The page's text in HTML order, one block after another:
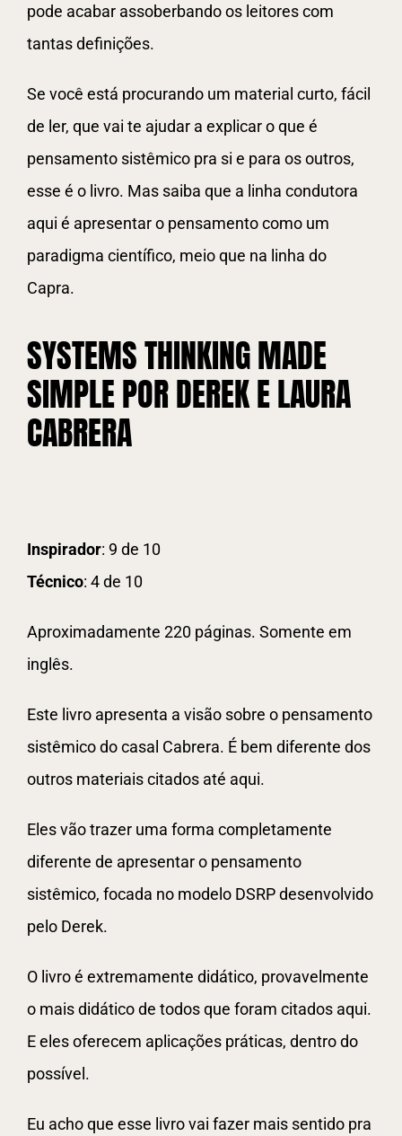
pode acabar assoberbando os leitores com
tantas definições.
Se você está procurando um material curto, fácil
de ler, que vai te ajudar a explicar o que é
pensamento sistêmico pra si e para os outros,
esse é o livro. Mas saiba que a linha condutora
aqui é apresentar o pensamento como um
paradigma científico, meio que na linha do
Capra.
SYSTEMS THINKING MADE
SIMPLE POR DEREK E LAURA
CABRERA
Inspirador: 9 de 10
Técnico: 4 de 10
Aproximadamente 220 páginas. Somente em
inglês.
Este livro apresenta a visão sobre o pensamento
sistêmico do casal Cabrera. É bem diferente dos
outros materiais citados até aqui.
Eles vão trazer uma forma completamente
diferente de apresentar o pensamento
sistêmico, focada no modelo DSRP desenvolvido
pelo Derek.
O livro é extremamente didático, provavelmente
o mais didático de todos que foram citados aqui.
E eles oferecem aplicações práticas, dentro do
possível.
Eu acho que esse livro vai fazer mais sentido pra